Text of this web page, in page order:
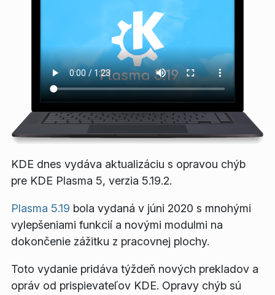
KDE dnes vydáva aktualizáciu s opravou chýb
pre KDE Plasma 5, verzia 5.19.2.
Plasma 5.19 bola vydaná v júni 2020 s mnohými
vylepšeniami funkcií a novými modulmi na
dokončenie zážitku z pracovnej plochy.
Toto vydanie pridáva týždeň nových prekladov a
opráv od prispievateľov KDE. Opravy chýb sú